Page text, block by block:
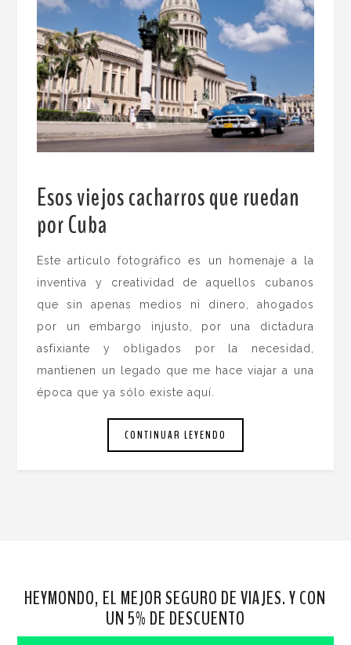
Esos viejos cacharros que ruedan
por Cuba
Este artículo fotográfico es un homenaje a la
inventiva y creatividad de aquellos cubanos
que sin apenas medios ni dinero, ahogados
por un embargo injusto, por una dictadura
asfixiante y obligados por la necesidad,
mantienen un legado que me hace viajar a una
época que ya sólo existe aquí.
CONTINUAR LEYENDO
HEYMONDO, EL MEJOR SEGURO DE VIAJES. Y CON
UN 5% DE DESCUENTO